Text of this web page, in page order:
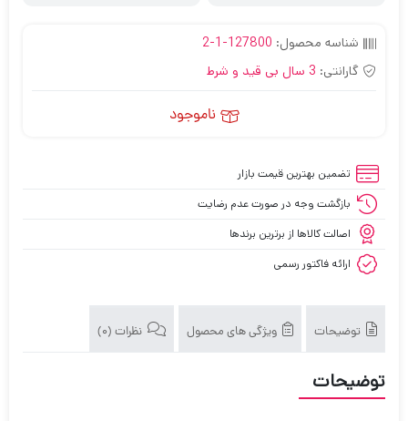
شناسه محصول: 127800-1-2
گارانتی: 3 سال بی قید و شرط
ناموجود
تضمین بهترین قیمت بازار
بازگشت وجه در صورت عدم رضایت
اصالت کالاها از برترین برندها
ارائه فاکتور رسمی
توضیحات ویژگی های محصول نظرات (0)
توضیحات